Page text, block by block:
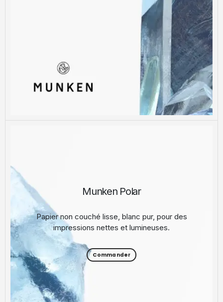
Munken Polar
Papier non couché lisse, blanc pur, pour des
impressions nettes et lumineuses.
Commander